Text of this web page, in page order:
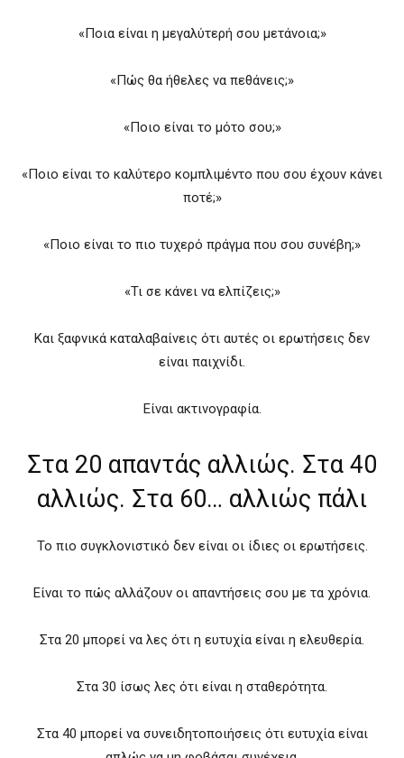
«Ποια είναι η μεγαλύτερή σου μετάνοια;»
«Πώς θα ήθελες να πεθάνεις;»
«Ποιο είναι το μότο σου;»
«Ποιο είναι το καλύτερο κομπλιμέντο που σου έχουν κάνει
ποτέ;»
«Ποιο είναι το πιο τυχερό πράγμα που σου συνέβη;»
«Τι σε κάνει να ελπίζεις;»
Και ξαφνικά καταλαβαίνεις ότι αυτές οι ερωτήσεις δεν
είναι παιχνίδι.
Είναι ακτινογραφία.
Στα 20 απαντάς αλλιώς. Στα 40
αλλιώς. Στα 60… αλλιώς πάλι
Το πιο συγκλονιστικό δεν είναι οι ίδιες οι ερωτήσεις.
Είναι το πώς αλλάζουν οι απαντήσεις σου με τα χρόνια.
Στα 20 μπορεί να λες ότι η ευτυχία είναι η ελευθερία.
Στα 30 ίσως λες ότι είναι η σταθερότητα.
Στα 40 μπορεί να συνειδητοποιήσεις ότι ευτυχία είναι